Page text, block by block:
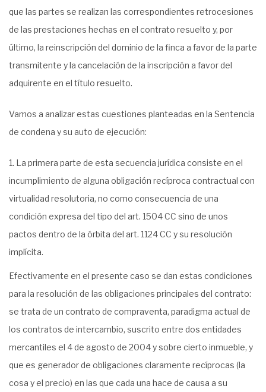
que las partes se realizan las correspondientes retrocesiones
de las prestaciones hechas en el contrato resuelto y, por
último, la reinscripción del dominio de la finca a favor de la parte
transmitente y la cancelación de la inscripción a favor del
adquirente en el título resuelto.
Vamos a analizar estas cuestiones planteadas en la Sentencia
de condena y su auto de ejecución:
La primera parte de esta secuencia jurídica consiste en el
incumplimiento de alguna obligación recíproca contractual con
virtualidad resolutoria, no como consecuencia de una
condición expresa del tipo del art. 1504 CC sino de unos
pactos dentro de la órbita del art. 1124 CC y su resolución
implícita.
Efectivamente en el presente caso se dan estas condiciones
para la resolución de las obligaciones principales del contrato:
se trata de un contrato de compraventa, paradigma actual de
los contratos de intercambio, suscrito entre dos entidades
mercantiles el 4 de agosto de 2004 y sobre cierto inmueble, y
que es generador de obligaciones claramente recíprocas (la
cosa y el precio) en las que cada una hace de causa a su